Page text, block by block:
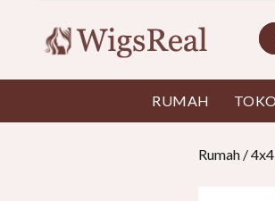
RUMAH
Rumah /